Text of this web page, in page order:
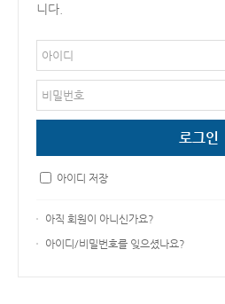
니다.
아이디 저장
아직 회원이 아니신가요?
아이디/비밀번호를 잊으셨나요?